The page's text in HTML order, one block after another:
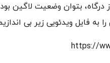
بتوان وضعیت لاگین
به فایل ویدئویی زیر بی
https://